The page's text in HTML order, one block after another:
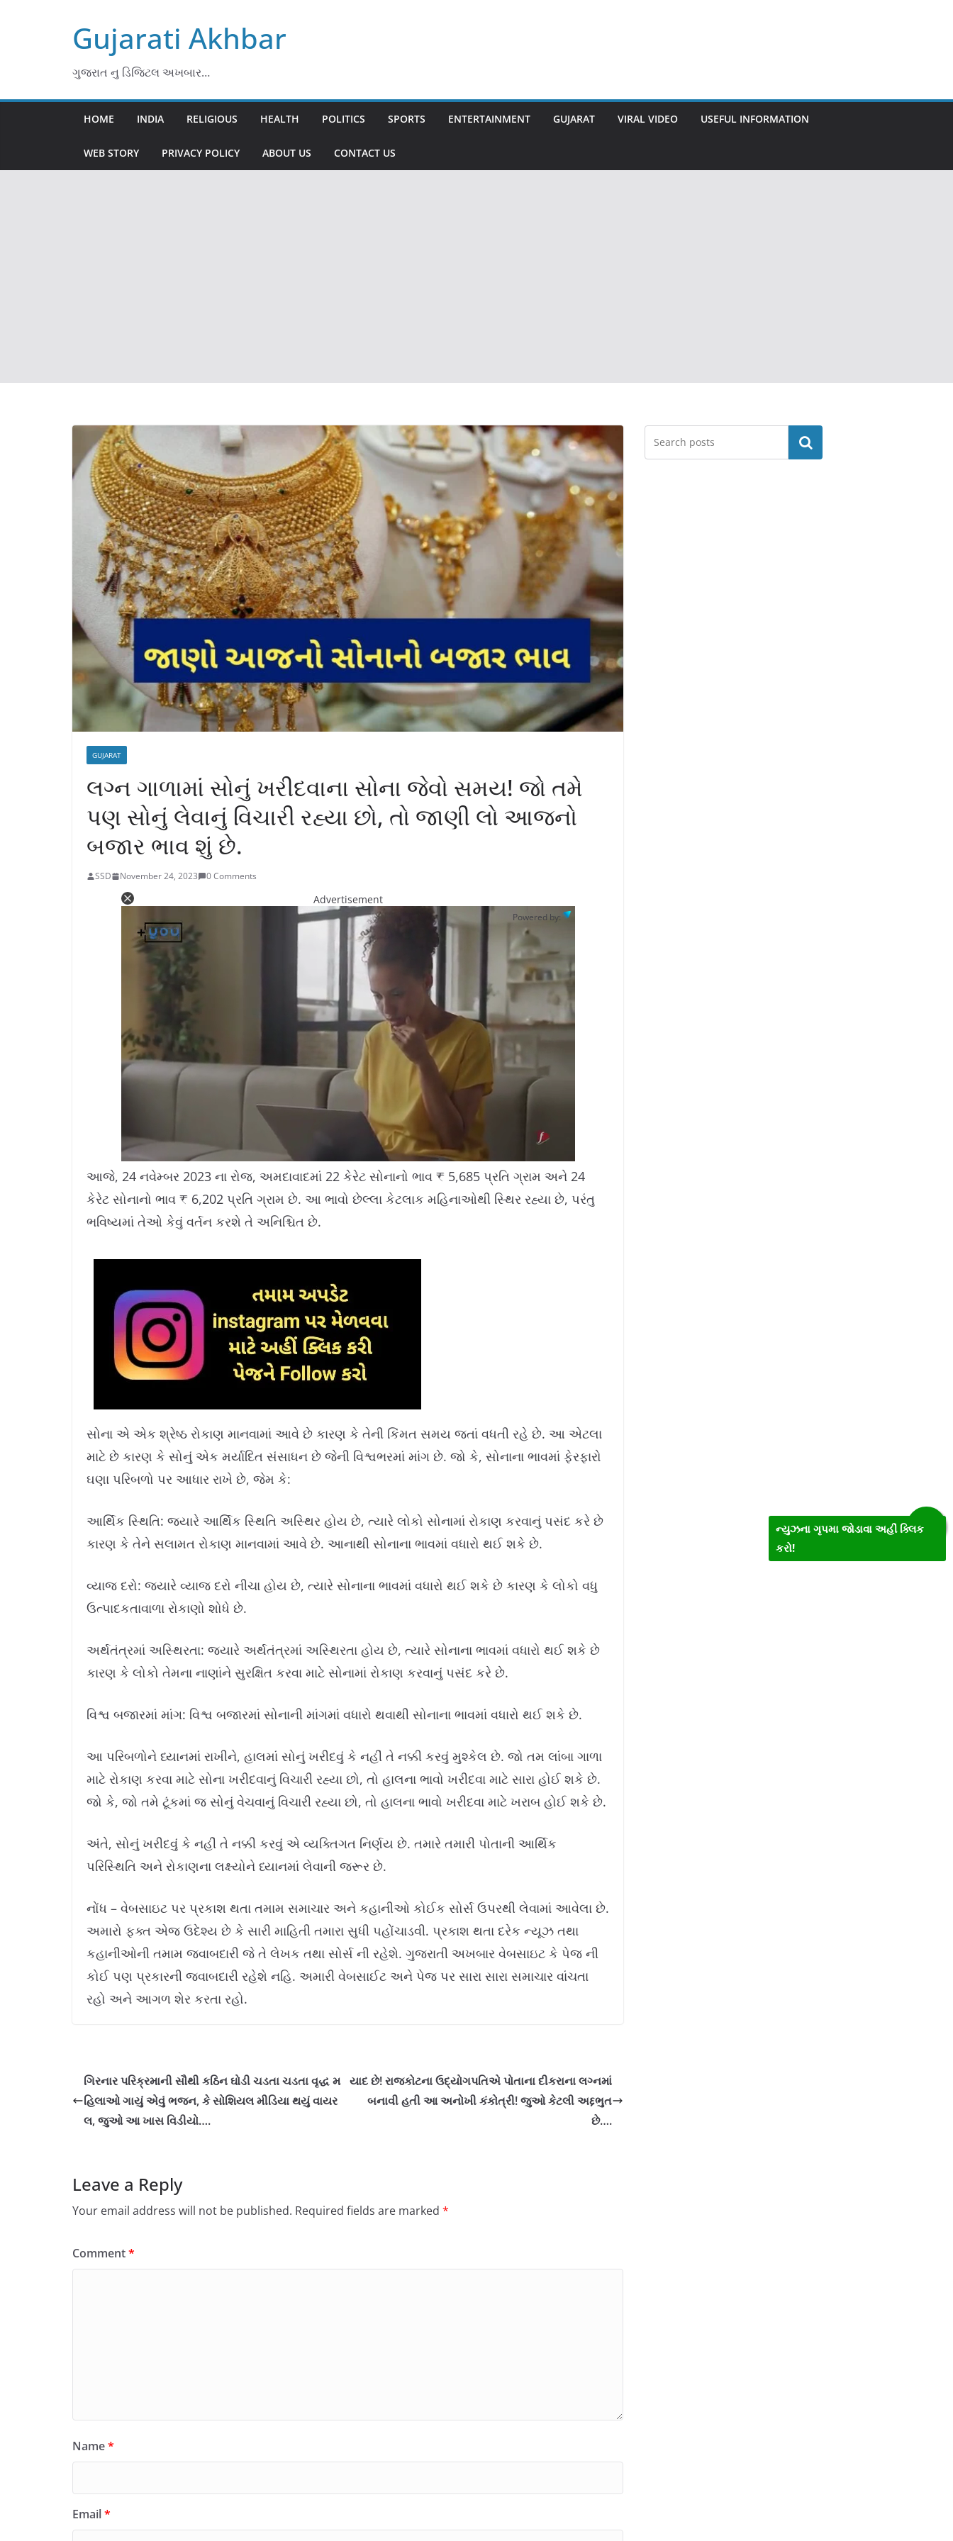
Gujarati Akhbar
ગુજરાત નુ ડિજિટલ અખબાર…
HOME INDIA RELIGIOUS HEALTH POLITICS SPORTS ENTERTAINMENT GUJARAT VIRAL VIDEO USEFUL INFORMATION
WEB STORY PRIVACY POLICY ABOUT US CONTACT US
GUJARAT
લગ્ન ગાળામાં સોનું ખરીદવાના સોના જેવો સમય! જો તમે
પણ સોનું લેવાનું વિચારી રહ્યા છો, તો જાણી લો આજનો
બજાર ભાવ શું છે.
SSD November 24, 2023 0 Comments
Advertisement
Powered by:
n
u
t
o
1
7
આજે, 24 નવેમ્બર 2023 ના રોજ, અમદાવાદમાં 22 કેરેટ સોનાનો ભાવ ₹ 5,685 પ્રતિ ગ્રામ અને 24
કેરેટ સોનાનો ભાવ ₹ 6,202 પ્રતિ ગ્રામ છે. આ ભાવો છેલ્લા કેટલાક મહિનાઓથી સ્થિર રહ્યા છે, પરંતુ
ભવિષ્યમાં તેઓ કેવું વર્તન કરશે તે અનિશ્ચિત છે.
સોના એ એક શ્રેષ્ઠ રોકાણ માનવામાં આવે છે કારણ કે તેની કિંમત સમય જતાં વધતી રહે છે. આ એટલા
માટે છે કારણ કે સોનું એક મર્યાદિત સંસાધન છે જેની વિશ્વભરમાં માંગ છે. જો કે, સોનાના ભાવમાં ફેરફારો
ઘણા પરિબળો પર આધાર રાખે છે, જેમ કે:
આર્થિક સ્થિતિ: જ્યારે આર્થિક સ્થિતિ અસ્થિર હોય છે, ત્યારે લોકો સોનામાં રોકાણ કરવાનું પસંદ કરે છે
કારણ કે તેને સલામત રોકાણ માનવામાં આવે છે. આનાથી સોનાના ભાવમાં વધારો થઈ શકે છે.
વ્યાજ દરો: જ્યારે વ્યાજ દરો નીચા હોય છે, ત્યારે સોનાના ભાવમાં વધારો થઈ શકે છે કારણ કે લોકો વધુ
ઉત્પાદકતાવાળા રોકાણો શોધે છે.
અર્થતંત્રમાં અસ્થિરતા: જ્યારે અર્થતંત્રમાં અસ્થિરતા હોય છે, ત્યારે સોનાના ભાવમાં વધારો થઈ શકે છે
કારણ કે લોકો તેમના નાણાંને સુરક્ષિત કરવા માટે સોનામાં રોકાણ કરવાનું પસંદ કરે છે.
વિશ્વ બજારમાં માંગ: વિશ્વ બજારમાં સોનાની માંગમાં વધારો થવાથી સોનાના ભાવમાં વધારો થઈ શકે છે.
આ પરિબળોને ધ્યાનમાં રાખીને, હાલમાં સોનું ખરીદવું કે નહીં તે નક્કી કરવું મુશ્કેલ છે. જો તમ લાંબા ગાળા
માટે રોકાણ કરવા માટે સોના ખરીદવાનું વિચારી રહ્યા છો, તો હાલના ભાવો ખરીદવા માટે સારા હોઈ શકે છે.
જો કે, જો તમે ટૂંકમાં જ સોનું વેચવાનું વિચારી રહ્યા છો, તો હાલના ભાવો ખરીદવા માટે ખરાબ હોઈ શકે છે.
અંતે, સોનું ખરીદવું કે નહીં તે નક્કી કરવું એ વ્યક્તિગત નિર્ણય છે. તમારે તમારી પોતાની આર્થિક
પરિસ્થિતિ અને રોકાણના લક્ષ્યોને ધ્યાનમાં લેવાની જરૂર છે.
નોંધ – વેબસાઇટ પર પ્રકાશ થતા તમામ સમાચાર અને કહાનીઓ કોઈક સોર્સ ઉપરથી લેવામાં આવેલા છે.
અમારો ફક્ત એજ ઉદેશ્ય છે કે સારી માહિતી તમારા સુધી પહોંચાડવી. પ્રકાશ થતા દરેક ન્યૂઝ તથા
કહાનીઓની તમામ જવાબદારી જે તે લેખક તથા સોર્સ ની રહેશે. ગુજરાતી અખબાર વેબસાઇટ કે પેજ ની
કોઈ પણ પ્રકારની જવાબદારી રહેશે નહિ. અમારી વેબસાઈટ અને પેજ પર સારા સારા સમાચાર વાંચતા
રહો અને આગળ શેર કરતા રહો.
ગિરનાર પરિક્રમાની સૌથી કઠિન ઘોડી ચડતા ચડતા વૃદ્ધ મ
હિલાઓ ગાયું એવું ભજન, કે સોશિયલ મીડિયા થયું વાયર
લ, જુઓ આ ખાસ વિડીયો….
યાદ છે! રાજકોટના ઉદ્યોગપતિએ પોતાના દીકરાના લગ્નમાં
બનાવી હતી આ અનોખી કંકોત્રી! જુઓ કેટલી અદ્દભુત
છે….
Leave a Reply
Your email address will not be published. Required fields are marked *
Comment*
Name*
Email*
Search
ન્યુઝના ગૃપમા જોડાવા અહીં ક્લિક
કરો!